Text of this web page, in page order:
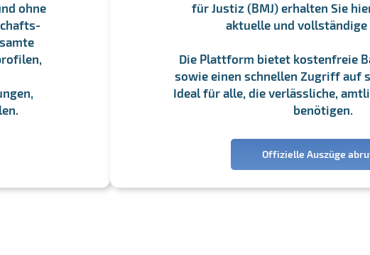
ohne
für Justiz (BMJ) erhalten Sie
aktuelle und vollständige
Die Plattform bietet kostenfreie
sowie einen schnellen Zugriff auf
Ideal für alle, die verlässliche,
benötigen.
Offizielle Auszüge